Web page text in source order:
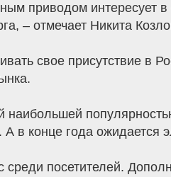
приводом интересует
– отмечает Никита
свое присутствие в
наибольшей
в конце года ожидается
среди посетителей.